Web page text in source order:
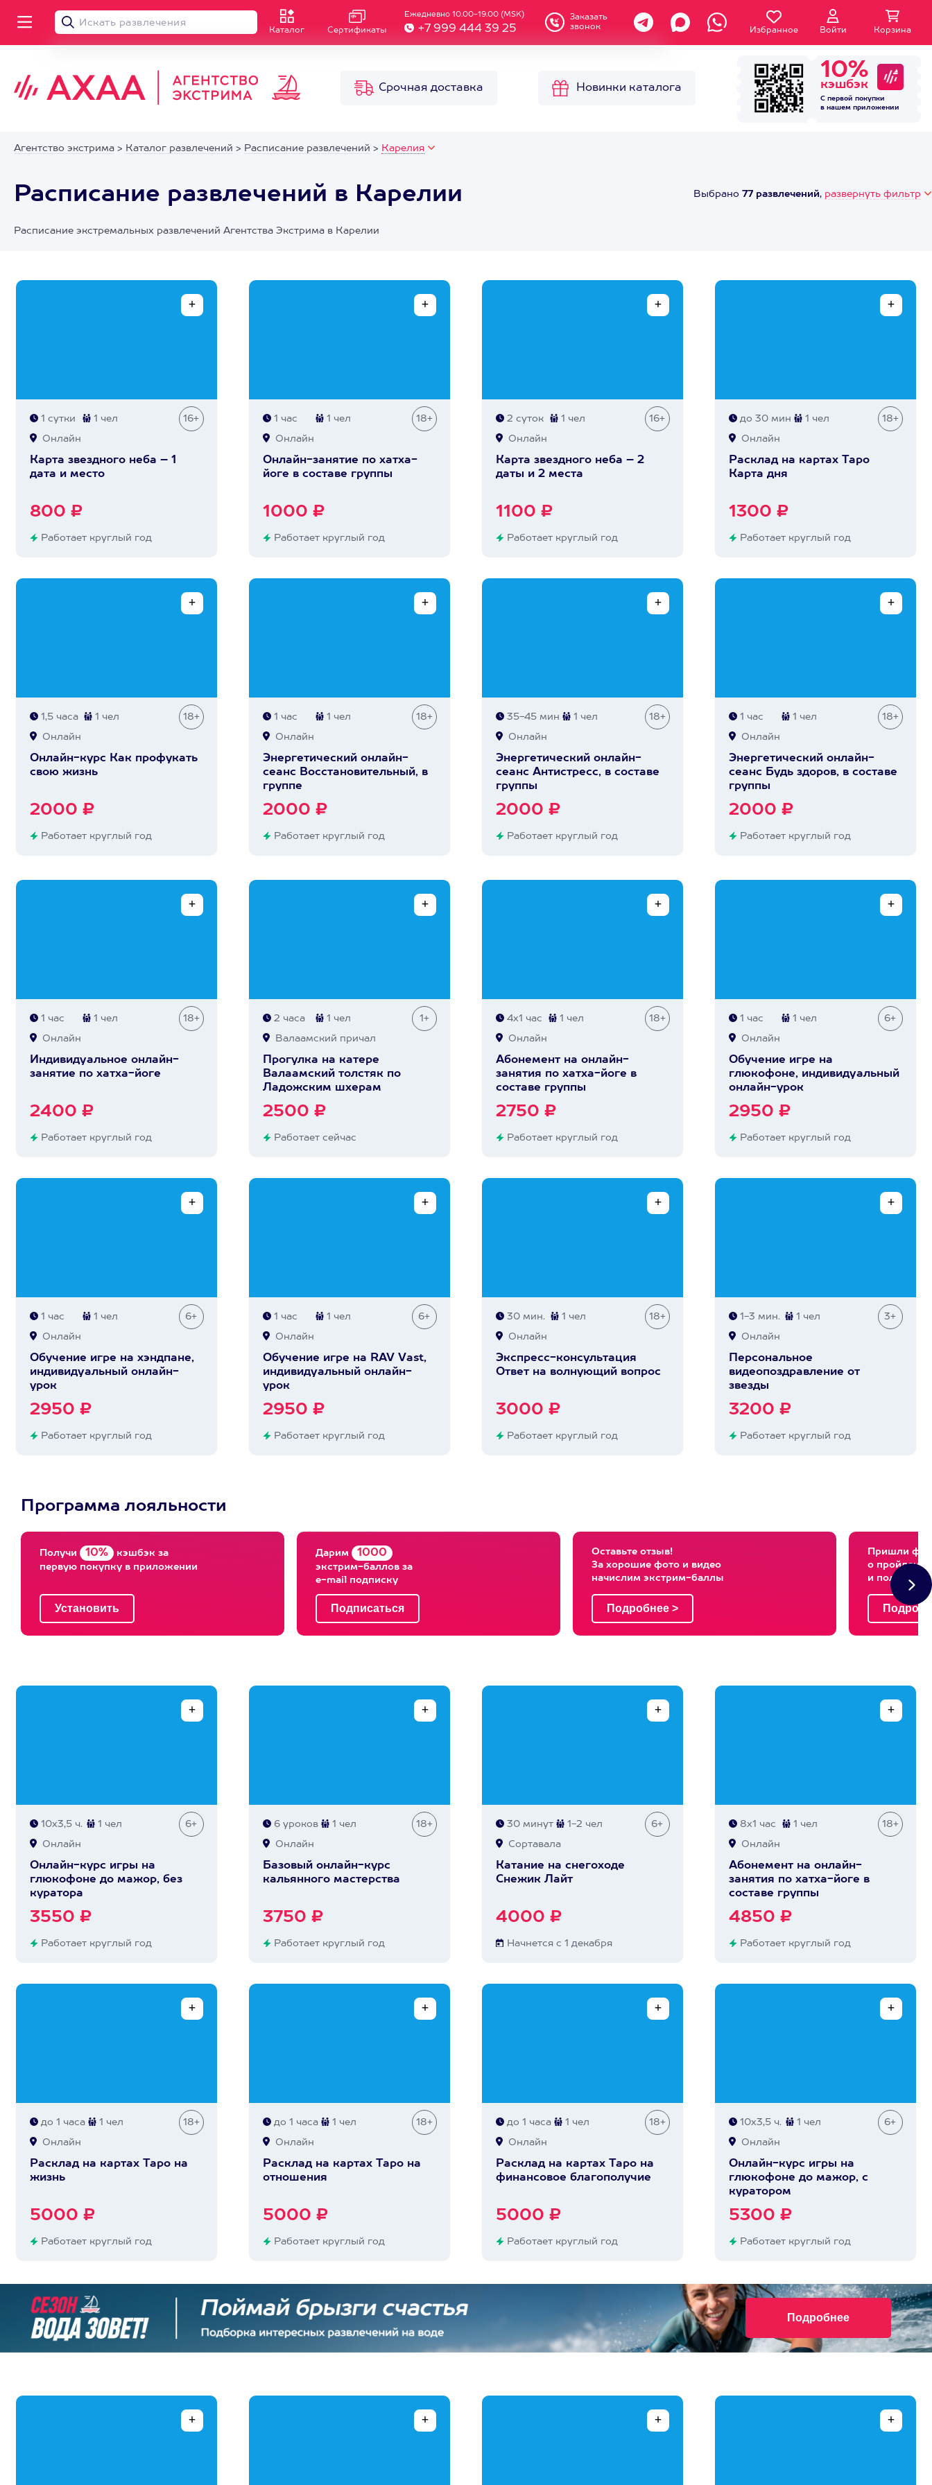
Каталог Сертификаты
Ежедневно 10.00-19.00 (MSK)
+7 999 444 39 25
Заказать
звонок
Избранное Войти Корзина
Срочная доставка Новинки каталога
10%
кэшбэк
С первой покупки
в нашем приложении
Агентство экстрима > Каталог развлечений > Расписание развлечений > Карелия
Расписание развлечений в Карелии Выбрано 77 развлечений, развернуть фильтр
Расписание экстремальных развлечений Агентства Экстрима в Карелии
1 сутки 1 чел 16+
Онлайн
Карта звездного неба – 1
дата и место
800 ₽
Работает круглый год
1 час 1 чел 18+
Онлайн
Онлайн-занятие по хатха-
йоге в составе группы
1000 ₽
Работает круглый год
2 суток 1 чел 16+
Онлайн
Карта звездного неба – 2
даты и 2 места
1100 ₽
Работает круглый год
до 30 мин 1 чел 18+
Онлайн
Расклад на картах Таро
Карта дня
1300 ₽
Работает круглый год
1,5 часа 1 чел 18+
Онлайн
Онлайн-курс Как профукать
свою жизнь
2000 ₽
Работает круглый год
1 час 1 чел 18+
Онлайн
Энергетический онлайн-
сеанс Восстановительный, в
группе
2000 ₽
Работает круглый год
35-45 мин 1 чел 18+
Онлайн
Энергетический онлайн-
сеанс Антистресс, в составе
группы
2000 ₽
Работает круглый год
1 час 1 чел 18+
Онлайн
Энергетический онлайн-
сеанс Будь здоров, в составе
группы
2000 ₽
Работает круглый год
1 час 1 чел 18+
Онлайн
Индивидуальное онлайн-
занятие по хатха-йоге
2400 ₽
Работает круглый год
2 часа 1 чел 1+
Валаамский причал
Прогулка на катере
Валаамский толстяк по
Ладожским шхерам
2500 ₽
Работает сейчас
4х1 час 1 чел 18+
Онлайн
Абонемент на онлайн-
занятия по хатха-йоге в
составе группы
2750 ₽
Работает круглый год
1 час 1 чел 6+
Онлайн
Обучение игре на
глюкофоне, индивидуальный
онлайн-урок
2950 ₽
Работает круглый год
1 час 1 чел 6+
Онлайн
Обучение игре на хэндпане,
индивидуальный онлайн-
урок
2950 ₽
Работает круглый год
1 час 1 чел 6+
Онлайн
Обучение игре на RAV Vast,
индивидуальный онлайн-
урок
2950 ₽
Работает круглый год
30 мин. 1 чел 18+
Онлайн
Экспресс-консультация
Ответ на волнующий вопрос
3000 ₽
Работает круглый год
1-3 мин. 1 чел 3+
Онлайн
Персональное
видеопоздравление от
звезды
3200 ₽
Работает круглый год
Программа лояльности
Получи 10% кэшбэк за
первую покупку в приложении
Дарим 1000
экстрим-баллов за
e-mail подписку
Оставьте отзыв!
За хорошие фото и видео
начислим экстрим-баллы
Пришли
о
и получи
10х3,5 ч. 1 чел 6+
Онлайн
Онлайн-курс игры на
глюкофоне до мажор, без
куратора
3550 ₽
Работает круглый год
6 уроков 1 чел 18+
Онлайн
Базовый онлайн-курс
кальянного мастерства
3750 ₽
Работает круглый год
30 минут 1-2 чел 6+
Сортавала
Катание на снегоходе
Снежик Лайт
4000 ₽
Начнется с 1 декабря
8х1 час 1 чел 18+
Онлайн
Абонемент на онлайн-
занятия по хатха-йоге в
составе группы
4850 ₽
Работает круглый год
до 1 часа 1 чел 18+
Онлайн
Расклад на картах Таро на
жизнь
5000 ₽
Работает круглый год
до 1 часа 1 чел 18+
Онлайн
Расклад на картах Таро на
отношения
5000 ₽
Работает круглый год
до 1 часа 1 чел 18+
Онлайн
Расклад на картах Таро на
финансовое благополучие
5000 ₽
Работает круглый год
10х3,5 ч. 1 чел 6+
Онлайн
Онлайн-курс игры на
глюкофоне до мажор, с
куратором
5300 ₽
Работает круглый год